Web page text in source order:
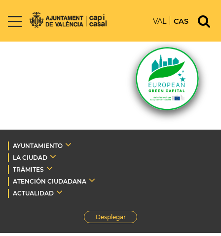
VAL CAS
AYUNTAMIENTO
LA CIUDAD
TRÁMITES
ATENCIÓN CIUDADANA
ACTUALIDAD
Desplegar